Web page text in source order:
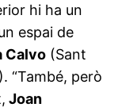
hi ha un
espai de
Calvo (Sant
“També, però
Joan